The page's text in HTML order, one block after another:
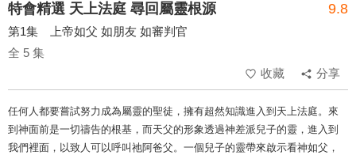
特會精選 天上法庭 尋回屬靈根源 9.8
第1集 上帝如父 如朋友 如審判官
全 5 集
收藏
分享
任何人都要嘗試努力成為屬靈的聖徒，擁有超然知識進入到天上法庭。來
到神面前是一切禱告的根基，而天父的形象透過神差派兒子的靈，進入到
我們裡面，以致人可以呼叫祂阿爸父。一個兒子的靈帶來啟示看神如父，